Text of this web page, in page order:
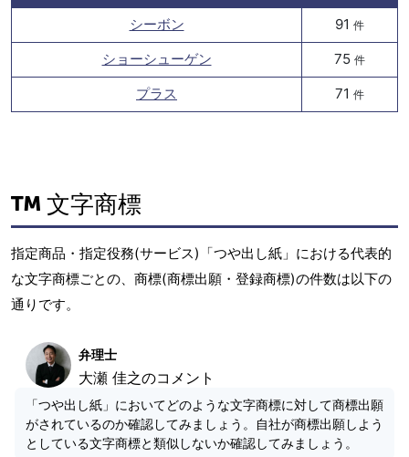
シーボン
91 件
ショーシューゲン 75 件
プラス 71 件
文字商標
指定商品・指定役務(サービス)「つや出し紙」における代表的
な文字商標ごとの、商標(商標出願・登録商標)の件数は以下の
通りです。
弁理士
大瀬 佳之のコメント
「つや出し紙」においてどのような文字商標に対して商標出願
がされているのか確認してみましょう。自社が商標出願しよう
としている文字商標と類似しないか確認してみましょう。